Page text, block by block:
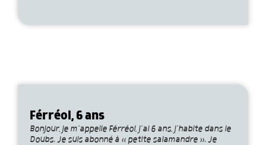
Férréol, 6 ans
Bonjour, je m’appelle Férréol, j’ai 6 ans, j’habite dans le
Doubs. Je suis abonné à « petite salamandre ». Je